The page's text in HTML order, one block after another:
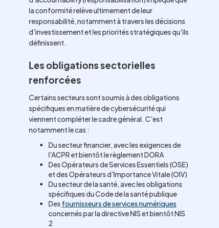
la conformité relève ultimement de leur
responsabilité, notamment à travers les décisions
d'investissement et les priorités stratégiques qu'ils
définissent.
Les obligations sectorielles
renforcées
Certains secteurs sont soumis à des obligations
spécifiques en matière de cybersécurité qui
viennent compléter le cadre général. C'est
notamment le cas :
Du secteur financier, avec les exigences de
l'ACPR et bientôt le règlement DORA
Des Opérateurs de Services Essentiels (OSE)
et des Opérateurs d'Importance Vitale (OIV)
Du secteur de la santé, avec les obligations
spécifiques du Code de la santé publique
Des fournisseurs de services numériques
concernés par la directive NIS et bientôt NIS
2